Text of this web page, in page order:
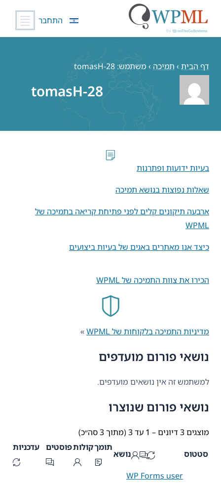
התחבר
דף הבית › תמיכה › משתמש: tomasH-28
tomasH-28
נושאי פורום מועדפים
למשתמש זה אין נושאים מועדפים.
נושאי פורום שנוצרו
מוצגים 3 דיונים – 1 עד 3 (מתוך 3 סה״כ)
סטטוס
נושא
תומךקולותפוסטים עדכניות
WP Forms user
בעיות ידועות ופתרנות
שאלות נפוצות בנושא תמיכה
ארבעה תיקונים קלים לפני פתיחת קריאה בתמיכה של
WPML
כיצד אנו מאתרים באגים של בעיות ביצועים
הכירו את צוות התמיכה של WPML
מדיניות התמיכה בלקוחות של WPML »